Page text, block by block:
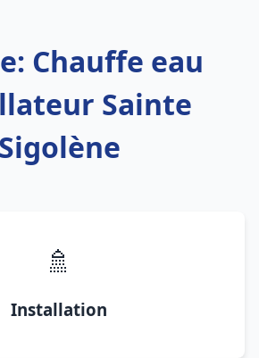
Chauffe eau
Sainte
Sigolène
🚿
Installation